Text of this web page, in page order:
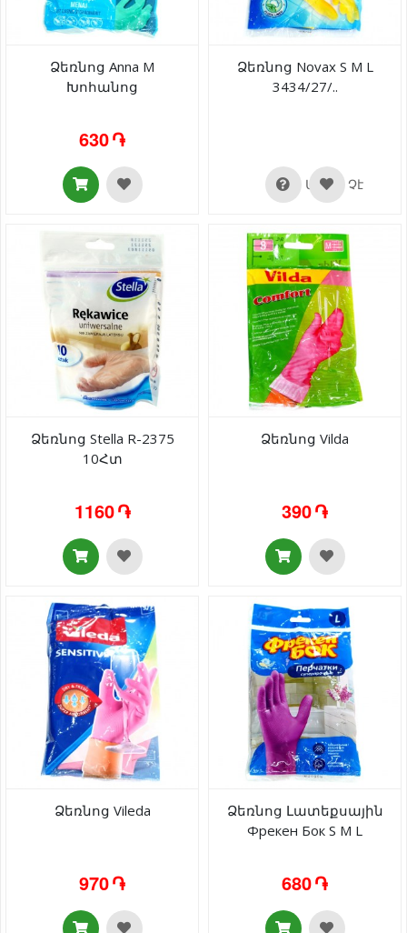
Ձեռնոց Anna M
Խոհանոց
630 ֏
Ձեռնոց Novax S M L
3434/27/..
Առկա Չէ
Ձեռնոց Stella R-2375
10Հտ
1160 ֏
Ձեռնոց Vilda
390 ֏
Ձեռնոց Vileda
970 ֏
Ձեռնոց Լատեքսային
Фрекен Бок S M L
680 ֏